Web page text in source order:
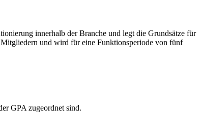
innerhalb der Branche und legt die Grundsätze für
und wird für eine Funktionsperiode von fünf
GPA zugeordnet sind.